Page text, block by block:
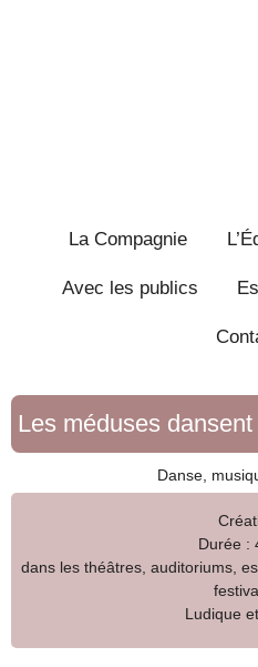
La Compagnie
Avec les publics
Les méduses
Danse,
Durée :
dans les théâtres, auditoriums,
Ludique